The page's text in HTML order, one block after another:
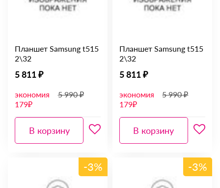
Планшет Samsung t515
2\32
5 811 ₽
экономия
179₽
5 990 ₽
В корзину
Планшет Samsung t515
2\32
5 811 ₽
экономия
179₽
5 990 ₽
В корзину
-3% -3%